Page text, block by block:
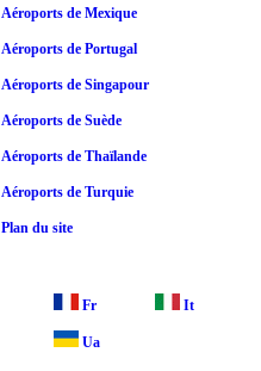
Aéroports de Mexique
Aéroports de Portugal
Aéroports de Singapour
Aéroports de Suède
Aéroports de Thaïlande
Aéroports de Turquie
Plan du site
Fr It
Ua